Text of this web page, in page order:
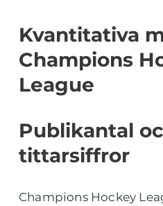
Kvantitativa
Champions
League
Publikantal
tittarsiffror
Champions Hockey